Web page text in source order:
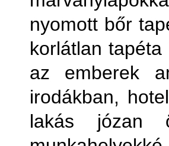
nyomott bőr
korlátlan
az emberek
irodákban,
lakás józan